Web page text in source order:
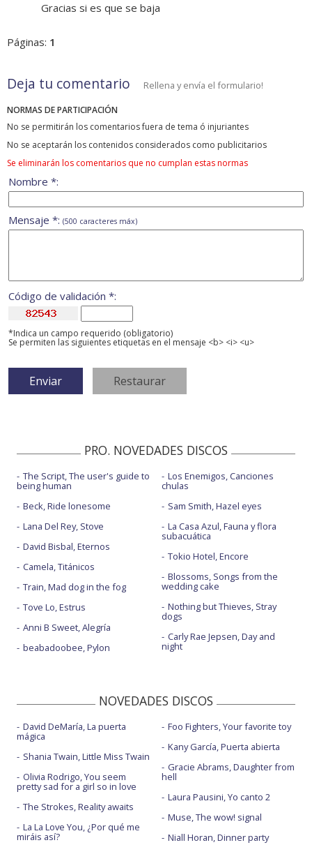
Gracias si es que se baja
Páginas: 1
Deja tu comentario Rellena y envía el formulario!
NORMAS DE PARTICIPACIÓN
No se permitirán los comentarios fuera de tema ó injuriantes
No se aceptarán los contenidos considerados como publicitarios
Se eliminarán los comentarios que no cumplan estas normas
Nombre *:
Mensaje *: (500 caracteres máx)
Código de validación *:
*Indica un campo requerido (obligatorio)
Se permiten las siguientes etiquetas en el mensaje <b> <i> <u>
PRO. NOVEDADES DISCOS
The Script, The user's guide to
being human
Beck, Ride lonesome
Lana Del Rey, Stove
David Bisbal, Eternos
Camela, Titánicos
Train, Mad dog in the fog
Tove Lo, Estrus
Anni B Sweet, Alegría
beabadoobee, Pylon
Los Enemigos, Canciones
chulas
Sam Smith, Hazel eyes
La Casa Azul, Fauna y flora
subacuática
Tokio Hotel, Encore
Blossoms, Songs from the
wedding cake
Nothing but Thieves, Stray
dogs
Carly Rae Jepsen, Day and
night
NOVEDADES DISCOS
David DeMaría, La puerta
mágica
Shania Twain, Little Miss Twain
Olivia Rodrigo, You seem
pretty sad for a girl so in love
The Strokes, Reality awaits
La La Love You, ¿Por qué me
miráis así?
Foo Fighters, Your favorite toy
Kany García, Puerta abierta
Gracie Abrams, Daughter from
hell
Laura Pausini, Yo canto 2
Muse, The wow! signal
Niall Horan, Dinner party